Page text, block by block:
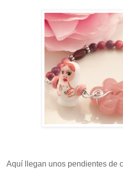
Aquí llegan unos pendientes de